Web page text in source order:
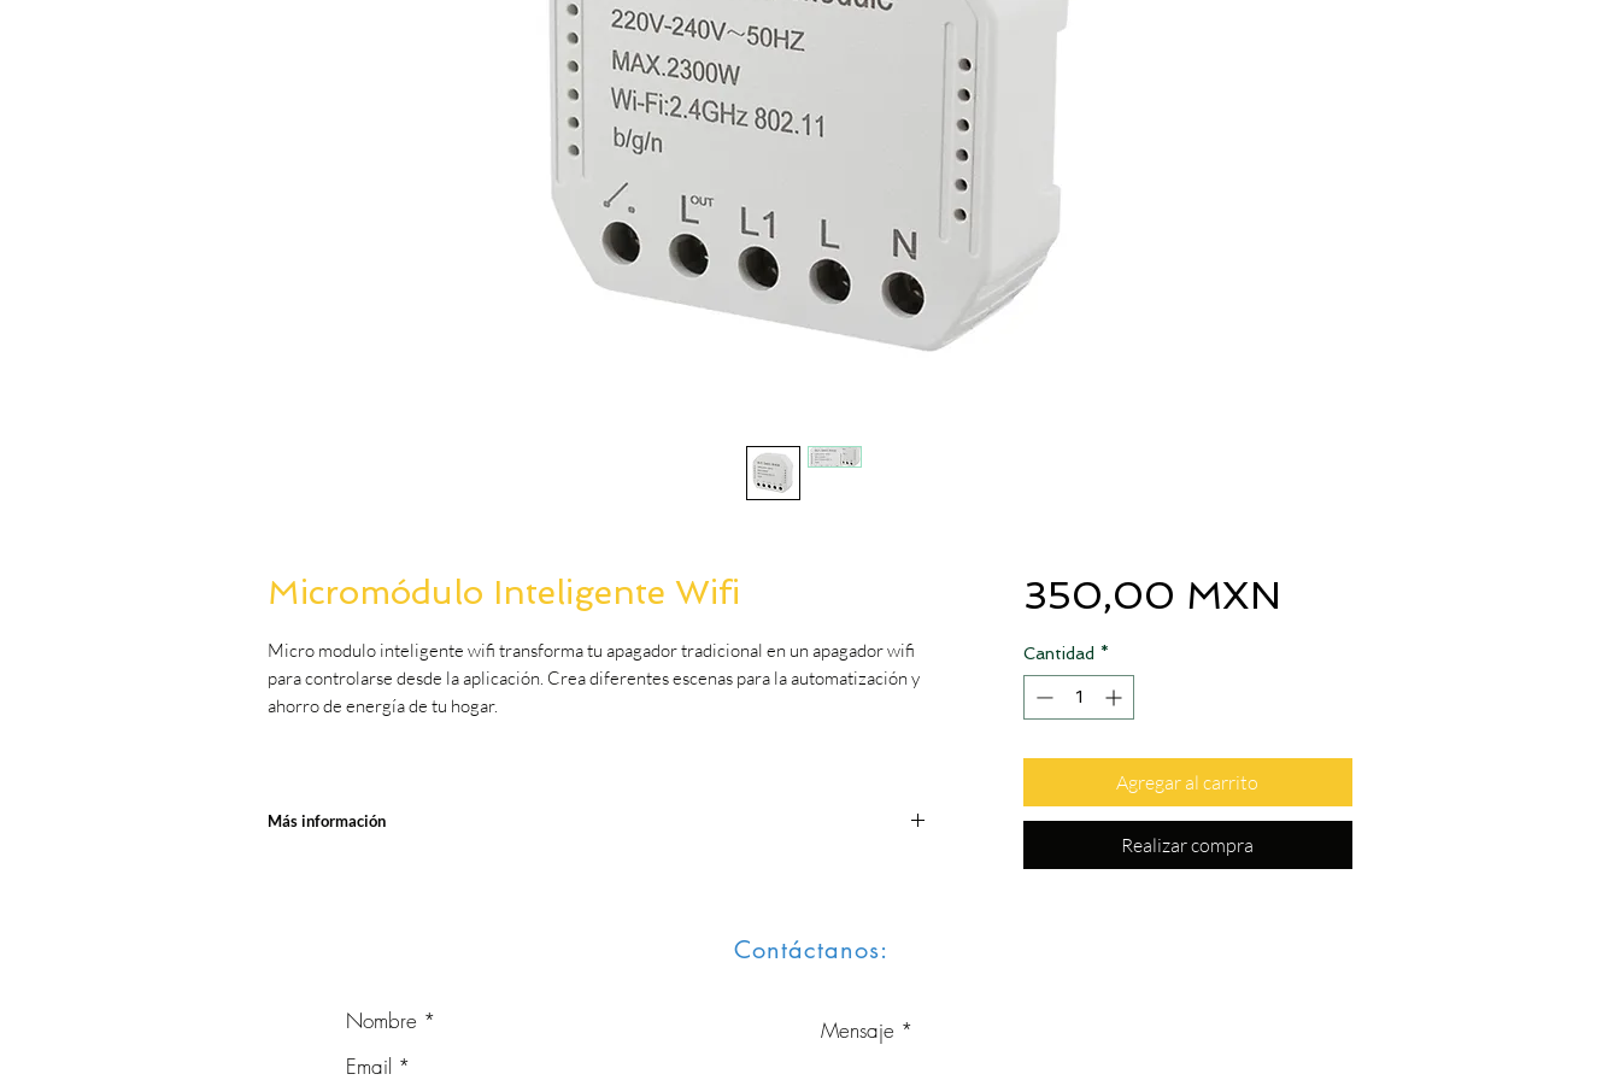
Micromódulo Inteligente Wifi
Micro modulo inteligente wifi transforma tu apagador tradicional en un apagador wifi
para controlarse desde la aplicación. Crea diferentes escenas para la automatización y
ahorro de energía de tu hogar.
Más información
350,00 MXN
Cantidad *
Agregar al carrito
Realizar compra
Contáctanos: